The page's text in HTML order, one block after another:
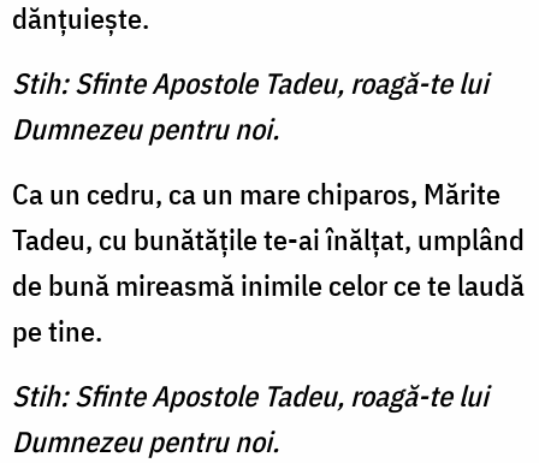
dănţuieşte.
Stih: Sfinte Apostole Tadeu, roagă-te lui
Dumnezeu pentru noi.
Ca un cedru, ca un mare chiparos, Mărite
Tadeu, cu bunătăţile te-ai înălţat, umplând
de bună mireasmă inimile celor ce te laudă
pe tine.
Stih: Sfinte Apostole Tadeu, roagă-te lui
Dumnezeu pentru noi.